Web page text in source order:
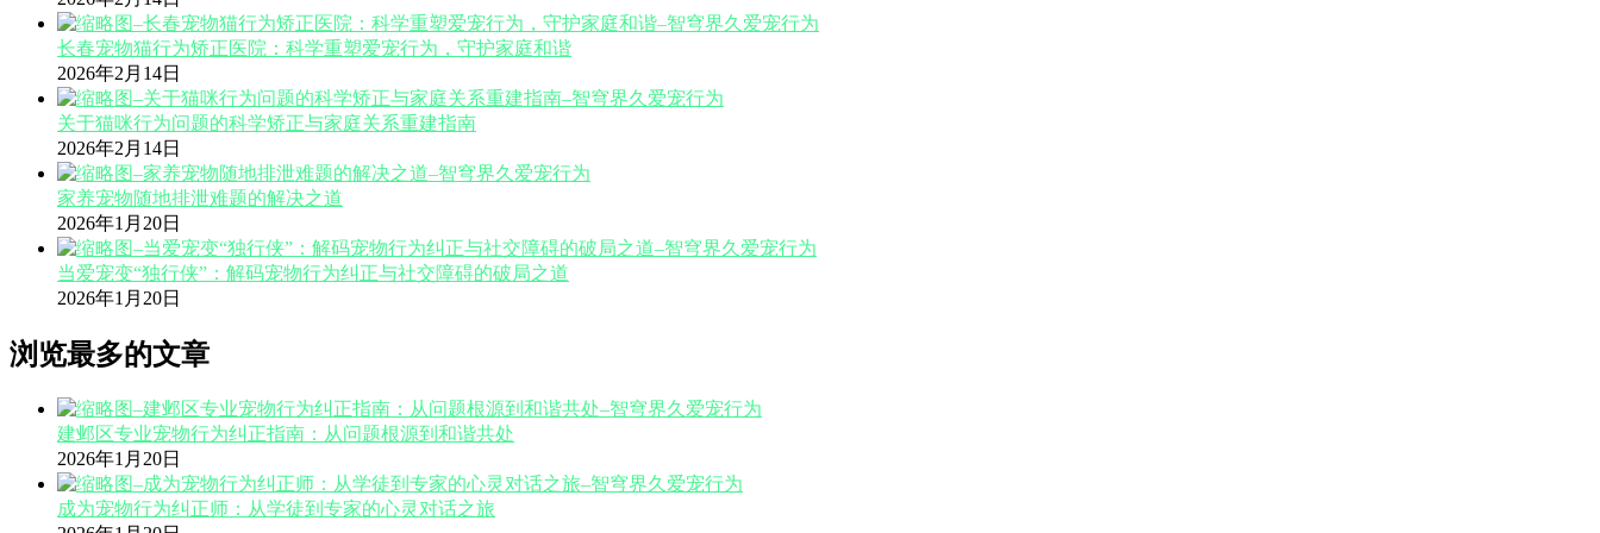
长春宠物猫行为矫正医院：科学重塑爱宠行为，守护家庭和谐
2026年2月14日
关于猫咪行为问题的科学矫正与家庭关系重建指南
2026年2月14日
家养宠物随地排泄难题的解决之道
2026年1月20日
当爱宠变“独行侠”：解码宠物行为纠正与社交障碍的破局之道
2026年1月20日
浏览最多的文章
建邺区专业宠物行为纠正指南：从问题根源到和谐共处
2026年1月20日
成为宠物行为纠正师：从学徒到专家的心灵对话之旅